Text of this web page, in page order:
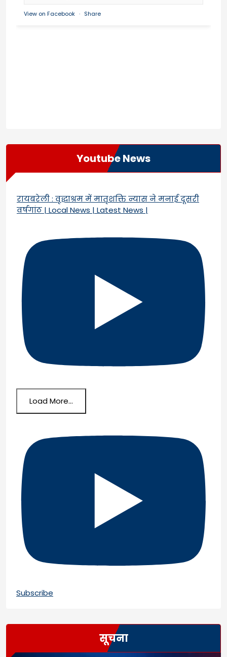
View on Facebook · Share
Youtube News
रायबरेली : वृद्धाश्रम में मातृशक्ति न्यास ने मनाई दूसरी
वर्षगांठ | Local News | Latest News |
Load More...
Subscribe
सूचना